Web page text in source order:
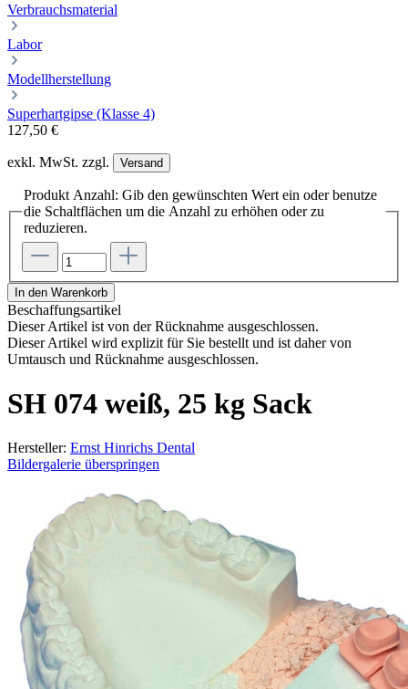
Verbrauchsmaterial
Labor
Modellherstellung
Superhartgipse (Klasse 4)
127,50 €
exkl. MwSt. zzgl. Versand
Produkt Anzahl: Gib den gewünschten Wert ein oder benutze
die Schaltflächen um die Anzahl zu erhöhen oder zu
reduzieren.
In den Warenkorb
Beschaffungsartikel
Dieser Artikel ist von der Rücknahme ausgeschlossen.
Dieser Artikel wird explizit für Sie bestellt und ist daher von
Umtausch und Rücknahme ausgeschlossen.
SH 074 weiß, 25 kg Sack
Hersteller: Ernst Hinrichs Dental
Bildergalerie überspringen